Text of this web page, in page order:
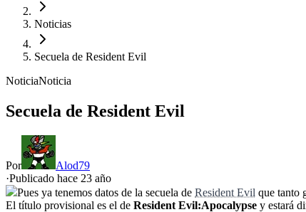
Noticias
Secuela de Resident Evil
NoticiaNoticia
Secuela de Resident Evil
Por
Alod79
·Publicado hace 23 año
Pues ya tenemos datos de la secuela de Resident Evil que tanto
El título provisional es el de Resident Evil:Apocalypse y estará